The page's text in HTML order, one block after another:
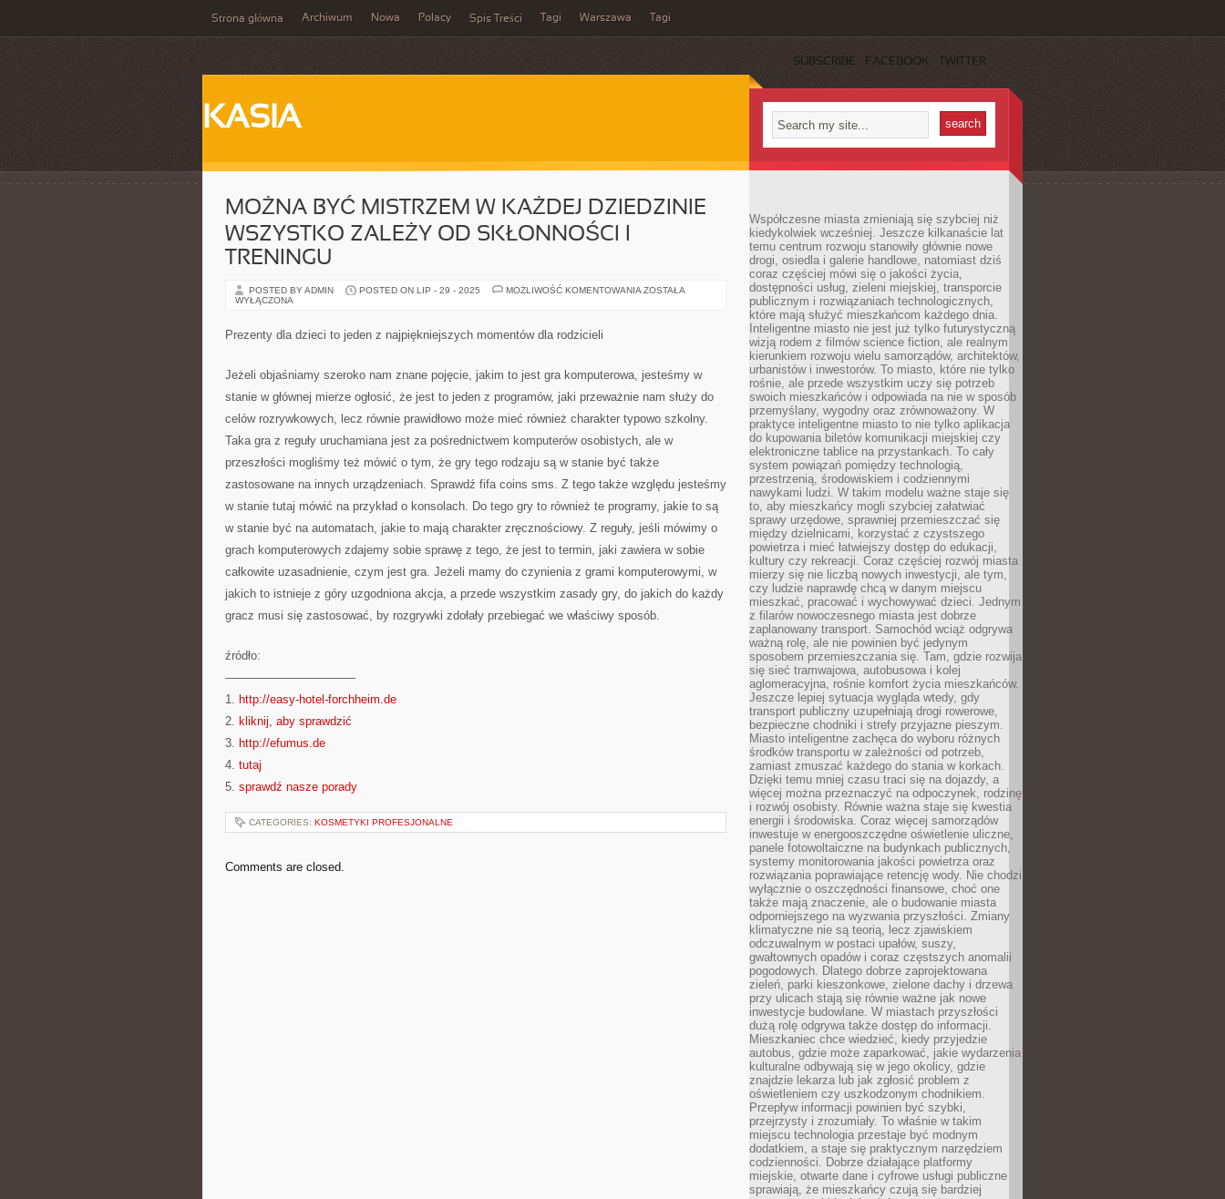
Strona główna Archiwum Nowa Polacy Spis Treści Tagi Warszawa Tagi
SUBSCRIBE FACEBOOK TWITTER
KASIA
MOŻNA BYĆ MISTRZEM W KAŻDEJ DZIEDZINIE –
WSZYSTKO ZALEŻY OD SKŁONNOŚCI I
TRENINGU
POSTED BY ADMIN POSTED ON LIP - 29 - 2025 MOŻLIWOŚĆ KOMENTOWANIA MOŻNA
ZALEŻY
OD
I
ZOSTAŁA
WYŁĄCZONA
Prezenty dla dzieci to jeden z najpiękniejszych momentów dla rodzicieli
Jeżeli objaśniamy szeroko nam znane pojęcie, jakim to jest gra komputerowa, jesteśmy w
stanie w głównej mierze ogłosić, że jest to jeden z programów, jaki przeważnie nam służy do
celów rozrywkowych, lecz równie prawidłowo może mieć również charakter typowo szkolny.
Taka gra z reguły uruchamiana jest za pośrednictwem komputerów osobistych, ale w
przeszłości mogliśmy też mówić o tym, że gry tego rodzaju są w stanie być także
zastosowane na innych urządzeniach. Sprawdź fifa coins sms. Z tego także względu jesteśmy
w stanie tutaj mówić na przykład o konsolach. Do tego gry to również te programy, jakie to są
w stanie być na automatach, jakie to mają charakter zręcznościowy. Z reguły, jeśli mówimy o
grach komputerowych zdajemy sobie sprawę z tego, że jest to termin, jaki zawiera w sobie
całkowite uzasadnienie, czym jest gra. Jeżeli mamy do czynienia z grami komputerowymi, w
jakich to istnieje z góry uzgodniona akcja, a przede wszystkim zasady gry, do jakich do każdy
gracz musi się zastosować, by rozgrywki zdołały przebiegać we właściwy sposób.
źródło:
———————————
1. http://easy-hotel-forchheim.de
2. kliknij, aby sprawdzić
3. http://efumus.de
4. tutaj
5. sprawdź nasze porady
CATEGORIES: KOSMETYKI PROFESJONALNE
Comments are closed.
Współczesne miasta zmieniają się szybciej niż
kiedykolwiek wcześniej. Jeszcze kilkanaście lat
temu centrum rozwoju stanowiły głównie nowe
drogi, osiedla i galerie handlowe, natomiast dziś
coraz częściej mówi się o jakości życia,
dostępności usług, zieleni miejskiej, transporcie
publicznym i rozwiązaniach technologicznych,
które mają służyć mieszkańcom każdego dnia.
Inteligentne miasto nie jest już tylko futurystyczną
wizją rodem z filmów science fiction, ale realnym
kierunkiem rozwoju wielu samorządów, architektów,
urbanistów i inwestorów. To miasto, które nie tylko
rośnie, ale przede wszystkim uczy się potrzeb
swoich mieszkańców i odpowiada na nie w sposób
przemyślany, wygodny oraz zrównoważony. W
praktyce inteligentne miasto to nie tylko aplikacja
do kupowania biletów komunikacji miejskiej czy
elektroniczne tablice na przystankach. To cały
system powiązań pomiędzy technologią,
przestrzenią, środowiskiem i codziennymi
nawykami ludzi. W takim modelu ważne staje się
to, aby mieszkańcy mogli szybciej załatwiać
sprawy urzędowe, sprawniej przemieszczać się
między dzielnicami, korzystać z czystszego
powietrza i mieć łatwiejszy dostęp do edukacji,
kultury czy rekreacji. Coraz częściej rozwój miasta
mierzy się nie liczbą nowych inwestycji, ale tym,
czy ludzie naprawdę chcą w danym miejscu
mieszkać, pracować i wychowywać dzieci. Jednym
z filarów nowoczesnego miasta jest dobrze
zaplanowany transport. Samochód wciąż odgrywa
ważną rolę, ale nie powinien być jedynym
sposobem przemieszczania się. Tam, gdzie rozwija
się sieć tramwajowa, autobusowa i kolej
aglomeracyjna, rośnie komfort życia mieszkańców.
Jeszcze lepiej sytuacja wygląda wtedy, gdy
transport publiczny uzupełniają drogi rowerowe,
bezpieczne chodniki i strefy przyjazne pieszym.
Miasto inteligentne zachęca do wyboru różnych
środków transportu w zależności od potrzeb,
zamiast zmuszać każdego do stania w korkach.
Dzięki temu mniej czasu traci się na dojazdy, a
więcej można przeznaczyć na odpoczynek, rodzinę
i rozwój osobisty. Równie ważna staje się kwestia
energii i środowiska. Coraz więcej samorządów
inwestuje w energooszczędne oświetlenie uliczne,
panele fotowoltaiczne na budynkach publicznych,
systemy monitorowania jakości powietrza oraz
rozwiązania poprawiające retencję wody. Nie chodzi
wyłącznie o oszczędności finansowe, choć one
także mają znaczenie, ale o budowanie miasta
odporniejszego na wyzwania przyszłości. Zmiany
klimatyczne nie są teorią, lecz zjawiskiem
odczuwalnym w postaci upałów, suszy,
gwałtownych opadów i coraz częstszych anomalii
pogodowych. Dlatego dobrze zaprojektowana
zieleń, parki kieszonkowe, zielone dachy i drzewa
przy ulicach stają się równie ważne jak nowe
inwestycje budowlane. W miastach przyszłości
dużą rolę odgrywa także dostęp do informacji.
Mieszkaniec chce wiedzieć, kiedy przyjedzie
autobus, gdzie może zaparkować, jakie wydarzenia
kulturalne odbywają się w jego okolicy, gdzie
znajdzie lekarza lub jak zgłosić problem z
oświetleniem czy uszkodzonym chodnikiem.
Przepływ informacji powinien być szybki,
przejrzysty i zrozumiały. To właśnie w takim
miejscu technologia przestaje być modnym
dodatkiem, a staje się praktycznym narzędziem
codzienności. Dobrze działające platformy
miejskie, otwarte dane i cyfrowe usługi publiczne
sprawiają, że mieszkańcy czują się bardziej